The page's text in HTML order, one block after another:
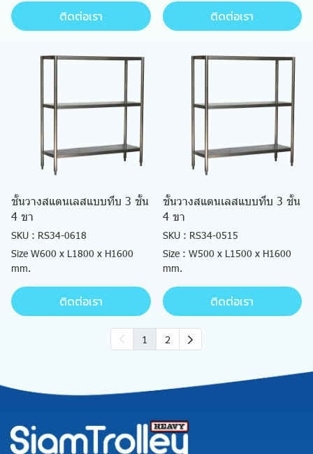
ติดต่อเรา ติดต่อเรา
ชั้นวางสแตนเลสแบบทึบ 3 ชั้น
4 ขา
SKU : RS34-0618
Size W600 x L1800 x H1600
mm.
ติดต่อเรา
ชั้นวางสแตนเลสแบบทึบ 3 ชั้น
4 ขา
SKU : RS34-0515
Size : W500 x L1500 x H1600
mm.
ติดต่อเรา
1 2